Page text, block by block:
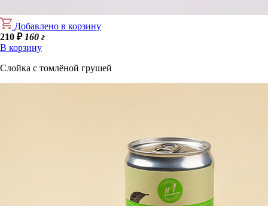
Добавлено в корзину
210 ₽ 160 г
В корзину
Слойка с томлёной грушей